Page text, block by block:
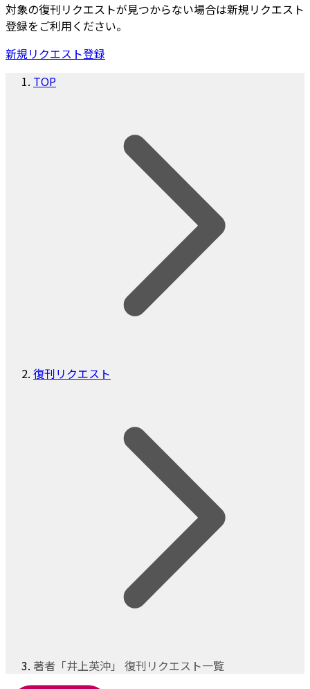
対象の復刊リクエストが見つからない場合は新規リクエスト
登録をご利用ください。
新規リクエスト登録
TOP
復刊リクエスト
著者「井上英沖」 復刊リクエスト一覧